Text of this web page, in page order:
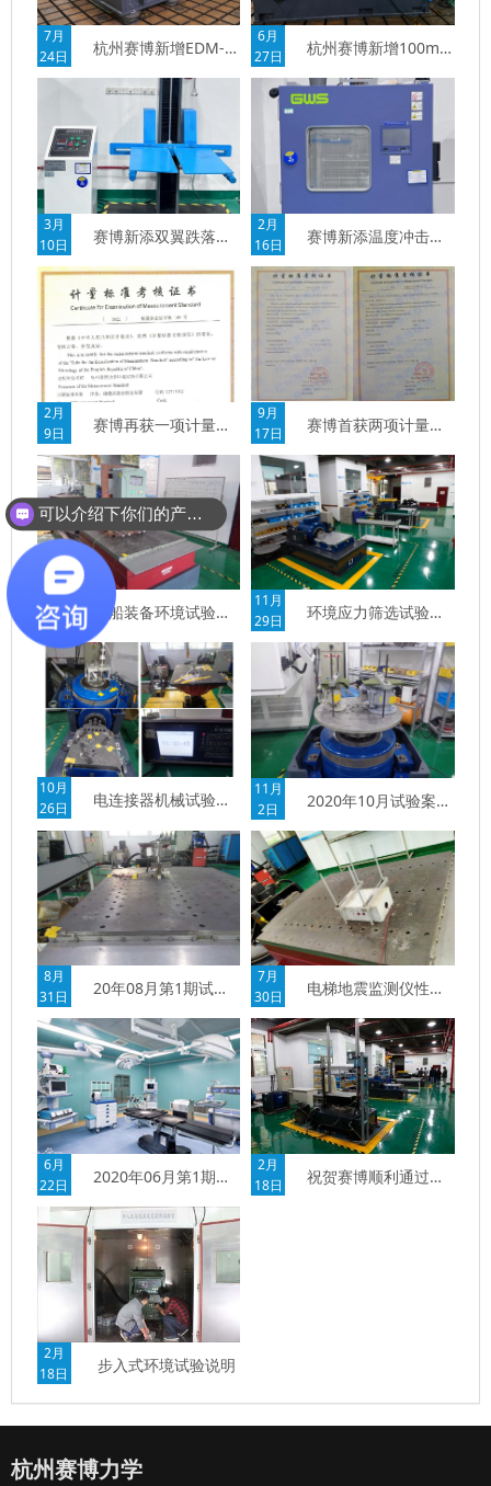
7月
24日
杭州赛博新增EDM-10000 电动振动系统
6月
27日
杭州赛博新增100mm大位移振动试验能力
3月
10日
赛博新添双翼跌落试验机
2月
16日
赛博新添温度冲击试验箱
2月
9日
赛博再获一项计量标准考核证书
9月
17日
赛博首获两项计量标准考核证书
5月
30日
舰船装备环境试验简析
11月
29日
环境应力筛选试验简析
10月
26日
电连接器机械试验简析
11月
2日
2020年10月试验案例-气体继电器抗震能力检验
8月
31日
20年08月第1期试验案例-气体密度继电器抗震试验
7月
30日
电梯地震监测仪性能测试
6月
22日
2020年06月第1期试验案例
2月
18日
祝贺赛博顺利通过中国CNAS国家认可委员会的认证
2月
18日
步入式环境试验说明
杭州赛博力学
可以介绍下你们的产品么？